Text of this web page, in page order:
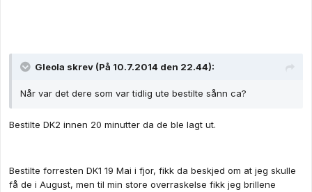
Gleola skrev (På 10.7.2014 den 22.44):
Når var det dere som var tidlig ute bestilte sånn ca?
Bestilte DK2 innen 20 minutter da de ble lagt ut.
Bestilte forresten DK1 19 Mai i fjor, fikk da beskjed om at jeg skulle
få de i August, men til min store overraskelse fikk jeg brillene